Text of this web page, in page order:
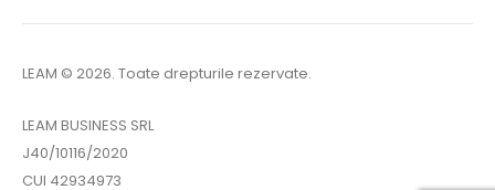
LEAM © 2026. Toate drepturile rezervate.
LEAM BUSINESS SRL
J40/10116/2020
CUI 42934973